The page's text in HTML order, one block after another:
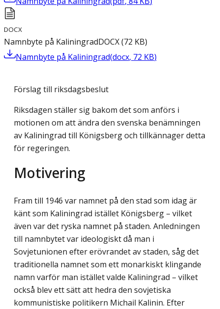
DOCX
Namnbyte på KaliningradDOCX(72 KB)
Namnbyte på Kaliningrad(docx, 72 KB)
Förslag till riksdagsbeslut
Riksdagen ställer sig bakom det som anförs i
motionen om att ändra den svenska benämningen
av Kaliningrad till Königsberg och tillkännager detta
för regeringen.
Motivering
Fram till 1946 var namnet på den stad som idag är
känt som Kaliningrad istället Königsberg – vilket
även var det ryska namnet på staden. Anledningen
till namnbytet var ideologiskt då man i
Sovjetunionen efter erövrandet av staden, såg det
traditionella namnet som ett monarkiskt klingande
namn varför man istället valde Kaliningrad – vilket
också blev ett sätt att hedra den sovjetiska
kommunistiske politikern Michail Kalinin. Efter